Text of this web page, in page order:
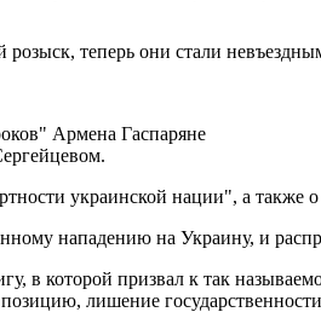
теперь они стали
Армена Гаспаряне
украинской нации", а также
нападению на Украину, и
в которой призвал к так
лишение